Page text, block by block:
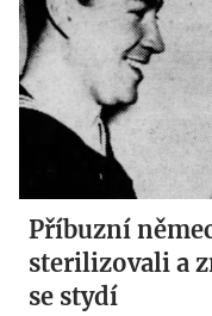
Příbuzní
sterilizovali a
se stydí